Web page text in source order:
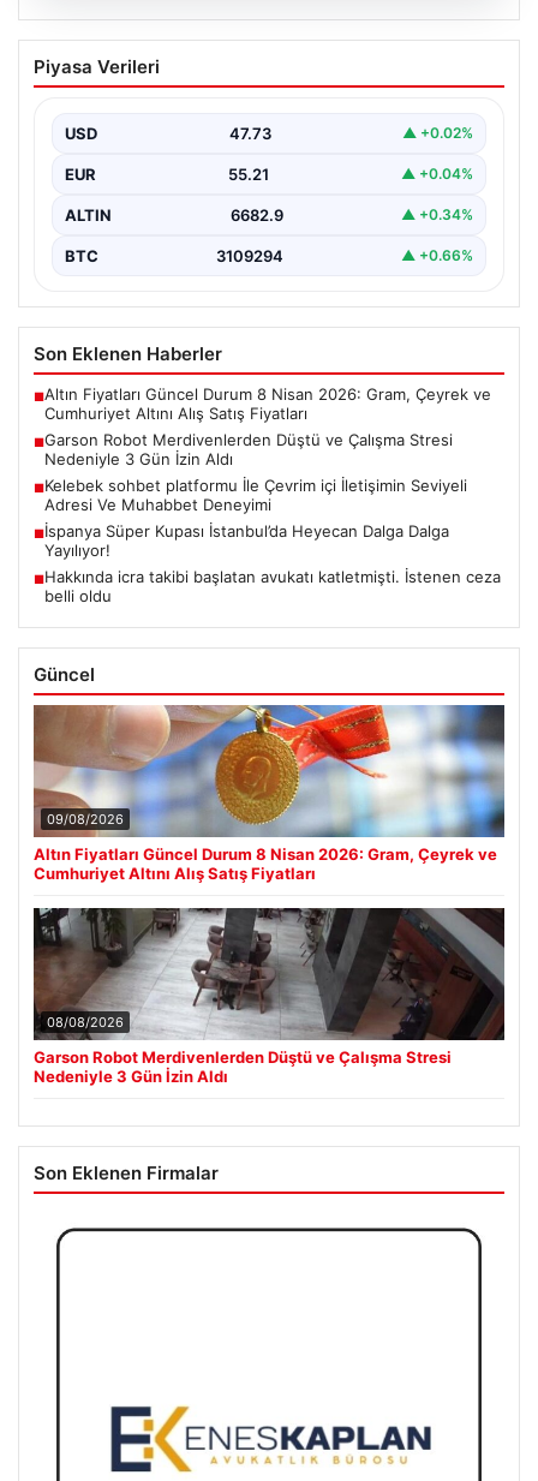
Kelebek sohbet platformu İle Çevrim içi
İletişimin Seviyeli Adresi Ve Muhabbet
İnternet dünyasında kullanıcıların güvenli bir tarzda
birçok…
Piyasa Verileri
USD 47.73 ▲ +0.02%
EUR 55.21 ▲ +0.04%
ALTIN 6682.9 ▲ +0.34%
BTC 3109294 ▲ +0.66%
Son Eklenen Haberler
■Altın Fiyatları Güncel Durum 8 Nisan 2026: Gram, Çeyrek ve
Cumhuriyet Altını Alış Satış Fiyatları
■Garson Robot Merdivenlerden Düştü ve Çalışma Stresi
Nedeniyle 3 Gün İzin Aldı
■Kelebek sohbet platformu İle Çevrim içi İletişimin Seviyeli
Adresi Ve Muhabbet Deneyimi
■İspanya Süper Kupası İstanbul’da Heyecan Dalga Dalga
Yayılıyor!
■Hakkında icra takibi başlatan avukatı katletmişti. İstenen ceza
belli oldu
Güncel
09/08/2026
Altın Fiyatları Güncel Durum 8 Nisan 2026: Gram, Çeyrek ve
Cumhuriyet Altını Alış Satış Fiyatları
08/08/2026
Garson Robot Merdivenlerden Düştü ve Çalışma Stresi
Nedeniyle 3 Gün İzin Aldı
Son Eklenen Firmalar